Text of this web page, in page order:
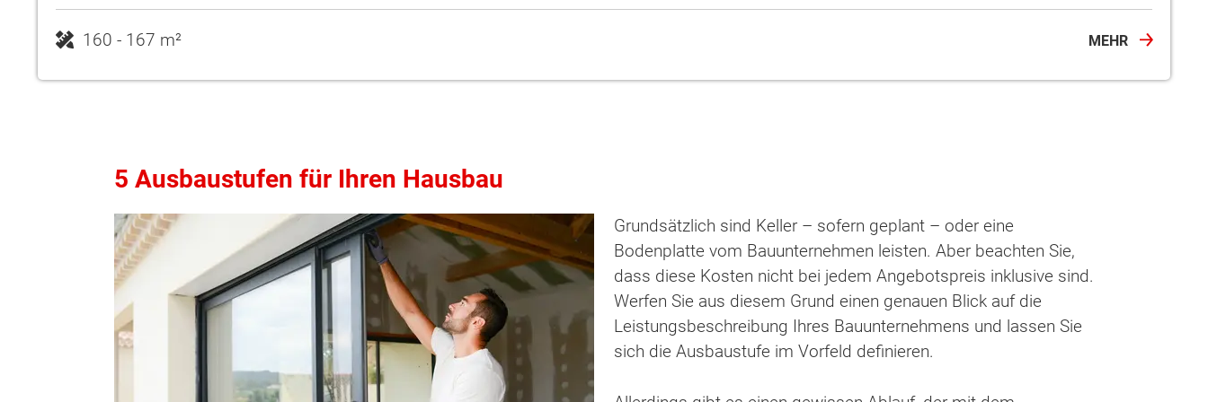
160 - 167 m² MEHR
5 Ausbaustufen für Ihren Hausbau
Grundsätzlich sind Keller – sofern geplant – oder eine
Bodenplatte vom Bauunternehmen leisten. Aber beachten Sie,
dass diese Kosten nicht bei jedem Angebotspreis inklusive sind.
Werfen Sie aus diesem Grund einen genauen Blick auf die
Leistungsbeschreibung Ihres Bauunternehmens und lassen Sie
sich die Ausbaustufe im Vorfeld definieren.